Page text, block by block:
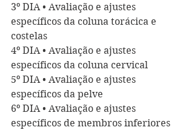
3º DIA • Avaliação e ajustes
específicos da coluna torácica e
costelas
4º DIA • Avaliação e ajustes
específicos da coluna cervical
5º DIA • Avaliação e ajustes
específicos da pelve
6º DIA • Avaliação e ajustes
específicos de membros inferiores